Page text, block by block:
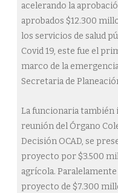
acelerando la
aprobados $12.300
los servicios de salud
Covid 19, este fue el
marco de la
Secretaria de
La funcionaria también
reunión del Órgano
Decisión OCAD, se
proyecto por $3.500
agrícola.
proyecto de $7.300